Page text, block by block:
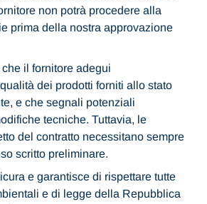
non potrà procedere alla
prima della nostra approvazione
il fornitore adegui
dei prodotti forniti allo stato
e che segnali potenziali
tecniche. Tuttavia, le
del contratto necessitano sempre
scritto preliminare.
e garantisce di rispettare tutte
e di legge della Repubblica